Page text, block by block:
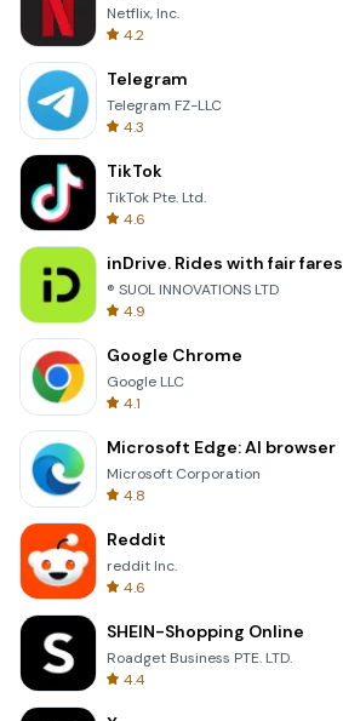
Netflix, Inc.
4.2
Telegram
Telegram FZ-LLC
4.3
TikTok
TikTok Pte. Ltd.
4.6
inDrive. Rides with fair fares
® SUOL INNOVATIONS LTD
4.9
Google Chrome
Google LLC
4.1
Microsoft Edge: AI browser
Microsoft Corporation
4.8
Reddit
reddit Inc.
4.6
SHEIN-Shopping Online
Roadget Business PTE. LTD.
4.4